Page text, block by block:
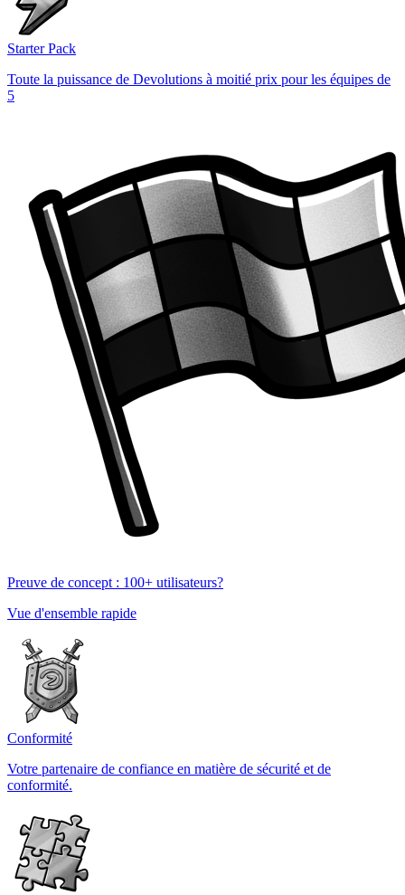
Starter Pack
Toute la puissance de Devolutions à moitié prix pour les équipes de
5
Preuve de concept : 100+ utilisateurs?
Vue d'ensemble rapide
Conformité
Votre partenaire de confiance en matière de sécurité et de
conformité.